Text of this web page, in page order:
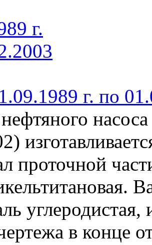
г. по
проточной
углеродистая,
в конце